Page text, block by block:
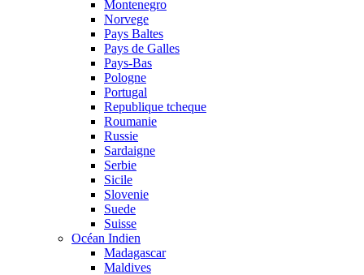
Montenegro
Norvege
Pays Baltes
Pays de Galles
Pays-Bas
Pologne
Portugal
Republique tcheque
Roumanie
Russie
Sardaigne
Serbie
Sicile
Slovenie
Suede
Suisse
Océan Indien
Madagascar
Maldives